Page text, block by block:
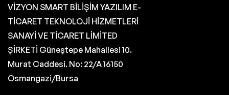
VİZYON SMART BİLİŞİM YAZILIM E-
TİCARET TEKNOLOJİ HİZMETLERİ
SANAYİ VE TİCARET LİMİTED
ŞİRKETİ Güneştepe Mahallesi 10.
Murat Caddesi. No: 22/A 16150
Osmangazi/Bursa